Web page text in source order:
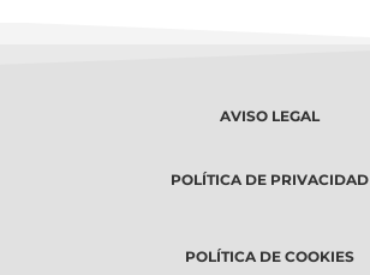
AVISO LEGAL
POLÍTICA DE PRIVACIDAD
POLÍTICA DE COOKIES